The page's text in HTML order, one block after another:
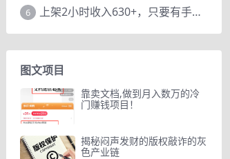
6 上架2小时收入630+，只要有手就能做的AI搞钱项目，奶奶看完都能学会!
图文项目
靠卖文档,做到月入数万的冷
门赚钱项目！
揭秘闷声发财的版权敲诈的灰
色产业链